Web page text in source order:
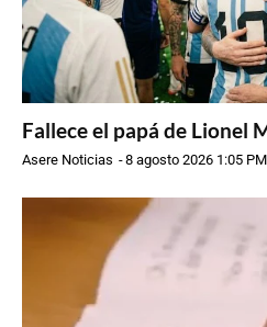
Fallece el papá de Lionel
Asere Noticias -8 agosto 2026 1:05 PM